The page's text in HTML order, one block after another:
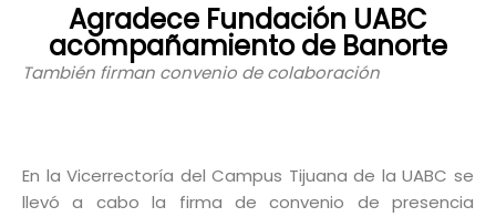
Agradece Fundación UABC
acompañamiento de Banorte
También firman convenio de colaboración
En la Vicerrectoría del Campus Tijuana de la UABC se
llevó a cabo la firma de convenio de presencia